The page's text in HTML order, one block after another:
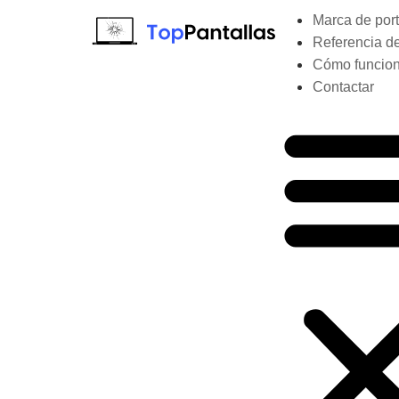
Marca de
Referencia
Cómo
Contactar